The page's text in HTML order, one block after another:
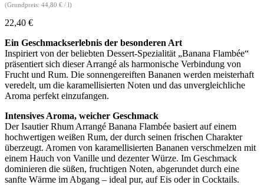
(Grundpreis: 44,80 € / l)
22,40 €
Ein Geschmackserlebnis der besonderen Art
Inspiriert von der beliebten Dessert-Spezialität „Banana Flambée“
präsentiert sich dieser Arrangé als harmonische Verbindung von
Frucht und Rum. Die sonnengereiften Bananen werden meisterhaft
veredelt, um die karamellisierten Noten und das unvergleichliche
Aroma perfekt einzufangen.
Intensives Aroma, weicher Geschmack
Der Isautier Rhum Arrangé Banana Flambée basiert auf einem
hochwertigen weißen Rum, der durch seinen frischen Charakter
überzeugt. Aromen von karamellisierten Bananen verschmelzen mit
einem Hauch von Vanille und dezenter Würze. Im Geschmack
dominieren die süßen, fruchtigen Noten, abgerundet durch eine
sanfte Wärme im Abgang – ideal pur, auf Eis oder in Cocktails.